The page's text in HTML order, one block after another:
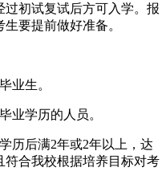
初试复试后方可入学。报
要提前做好准备。
业生。
学历的人员。
后满2年或2年以上，达
合我校根据培养目标对考